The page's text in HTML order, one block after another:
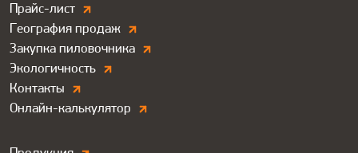
Прайс-лист
География продаж
Закупка пиловочника
Экологичность
Контакты
Онлайн-калькулятор